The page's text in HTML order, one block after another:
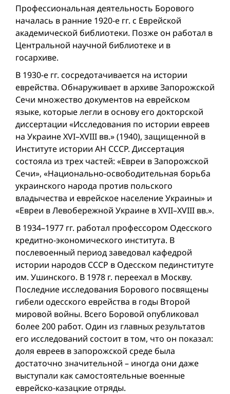
Профессиональная деятельность Борового
началась в ранние 1920-е гг. с Еврейской
академической библиотеки. Позже он работал в
Центральной научной библиотеке и в
госархиве.
В 1930-е гг. сосредотачивается на истории
еврейства. Обнаруживает в архиве Запорожской
Сечи множество документов на еврейском
языке, которые легли в основу его докторской
диссертации «Исследования по истории евреев
на Украине XVI–XVIII вв.» (1940), защищенной в
Институте истории АН СССР. Диссертация
состояла из трех частей: «Евреи в Запорожской
Сечи», «Национально-освободительная борьба
украинского народа против польского
владычества и еврейское население Украины» и
«Евреи в Левобережной Украине в XVII–XVIII вв.».
В 1934–1977 гг. работал профессором Одесского
кредитно-экономического института. В
послевоенный период заведовал кафедрой
истории народов СССР в Одесском пединституте
им. Ушинского. В 1978 г. переехал в Москву.
Последние исследования Борового посвящены
гибели одесского еврейства в годы Второй
мировой войны. Всего Боровой опубликовал
более 200 работ. Один из главных результатов
его исследований состоит в том, что он показал:
доля евреев в запорожской среде была
достаточно значительной – иногда они даже
выступали как самостоятельные военные
еврейско-казацкие отряды.